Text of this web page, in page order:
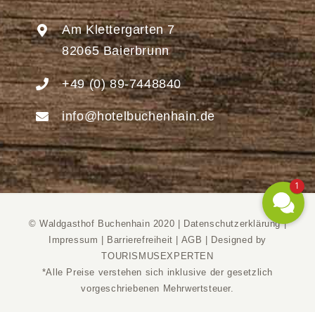
Am Klettergarten 7
82065 Baierbrunn
+49 (0) 89-7448840
info@hotelbuchenhain.de
© Waldgasthof Buchenhain 2020 | Datenschutzerklärung|
Impressum
Barrierefreiheit AGB
Designed by
TOURISMUSEXPERTEN
*Alle Preise verstehen sich inklusive der gesetzlich
vorgeschriebenen Mehrwertsteuer.
1